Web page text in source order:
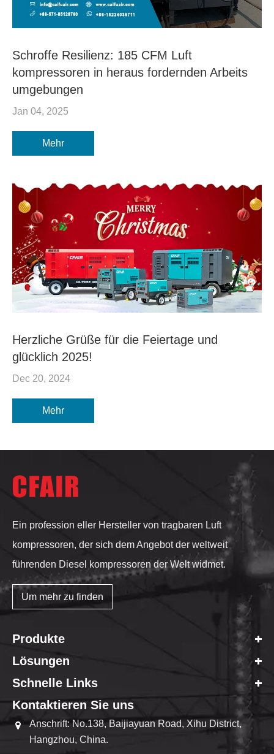
Schroffe Resilienz: 185 CFM Luft
kompressoren in heraus fordernden Arbeits
umgebungen
Jan 04, 2025
Mehr
Herzliche Grüße für die Feiertage und
glücklich 2025!
Dec 20, 2024
Mehr
Ein profession eller Hersteller von tragbaren Luft
kompressoren, der sich dem Angebot der weltweit
führenden Diesel kompressoren der Welt widmet.
Um mehr zu finden
Produkte
Lösungen
Schnelle Links
Kontaktieren Sie uns
Anschrift: No.138, Baijiayuan Road, Xihu District,
Hangzhou, China.